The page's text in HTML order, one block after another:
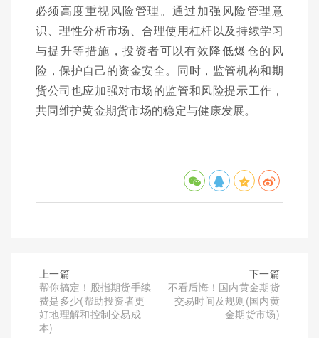
必须高度重视风险管理。通过加强风险管理意
识、理性分析市场、合理使用杠杆以及持续学习
与提升等措施，投资者可以有效降低爆仓的风
险，保护自己的资金安全。同时，监管机构和期
货公司也应加强对市场的监管和风险提示工作，
共同维护黄金期货市场的稳定与健康发展。
上一篇
帮你搞定！股指期货手续
费是多少(帮助投资者更
好地理解和控制交易成
本)
下一篇
不看后悔！国内黄金期货
交易时间及规则(国内黄
金期货市场)